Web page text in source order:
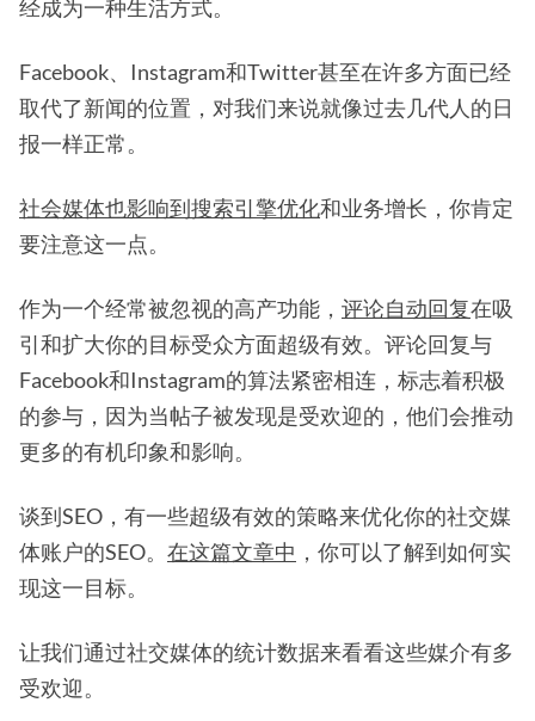
经成为一种生活方式。
Facebook、Instagram和Twitter甚至在许多方面已经
取代了新闻的位置，对我们来说就像过去几代人的日
报一样正常。
社会媒体也影响到搜索引擎优化和业务增长，你肯定
要注意这一点。
作为一个经常被忽视的高产功能， 评论自动回复在吸
引和扩大你的目标受众方面超级有效。评论回复与
Facebook和Instagram的算法紧密相连，标志着积极
的参与，因为当帖子被发现是受欢迎的，他们会推动
更多的有机印象和影响。
谈到SEO，有一些超级有效的策略来优化你的社交媒
体账户的SEO。 在这篇文章中 ，你可以了解到如何实
现这一目标。
让我们通过社交媒体的统计数据来看看这些媒介有多
受欢迎。